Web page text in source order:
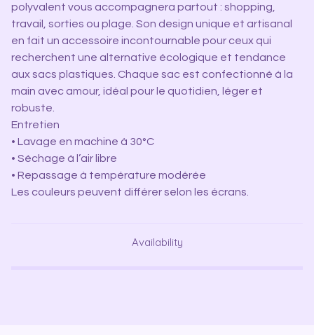
polyvalent vous accompagnera partout : shopping,
travail, sorties ou plage. Son design unique et artisanal
en fait un accessoire incontournable pour ceux qui
recherchent une alternative écologique et tendance
aux sacs plastiques. Chaque sac est confectionné à la
main avec amour, idéal pour le quotidien, léger et
robuste.
Entretien
• Lavage en machine à 30°C
• Séchage à l’air libre
• Repassage à température modérée
Les couleurs peuvent différer selon les écrans.
Availability